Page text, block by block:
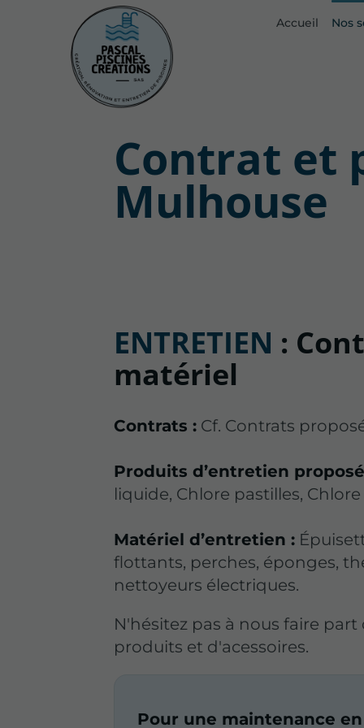
Accueil Nos
Contrat et
Mulhouse
ENTRETIEN :
matériel
Contrats :Cf. Contrats
Produits d’entretien
liquide, Chlore pastilles,
Matériel d’entretien :
flottants, perches, éponges,
nettoyeurs électriques.
N'hésitez pas à nous faire
produits et d'acessoires.
Pour une maintenance